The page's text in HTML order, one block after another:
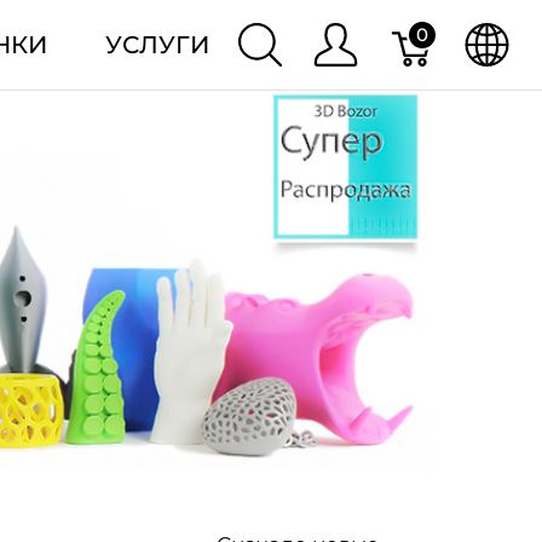
УСЛУГИ 0